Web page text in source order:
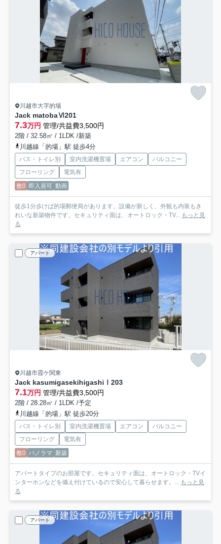
川越市大字的場
Jack matobaⅥ201
7.3万円 管理/共益費3,500円
2階 / 32.58㎡ / 1LDK /新築
川越線「的場」駅 徒歩4分
バス・トイレ別 室内洗濯機置場 エアコン
バルコニー
フローリング
電気有
敷0 即入居可 動画
徒歩1分歩けば的場郵便局があります。設備が新しく、外観も内装もき
れいな新築物件です。セキュリティ面は、オートロック・TV... もっと見
る
アパート
川越市霞ケ関東
Jack kasumigasekihigashiⅠ 203
7.1万円 管理/共益費3,500円
2階 / 28.28㎡ / 1LDK /予定
川越線「的場」駅 徒歩20分
バス・トイレ別 室内洗濯機置場 エアコン
バルコニー
フローリング
電気有
敷0 パノラマ 新築
アパートタイプのお部屋です。セキュリティ面は、オートロック・TVイ
ンターホンなどを備え付けているので安心して暮らせます。...
もっと見
る
アパート